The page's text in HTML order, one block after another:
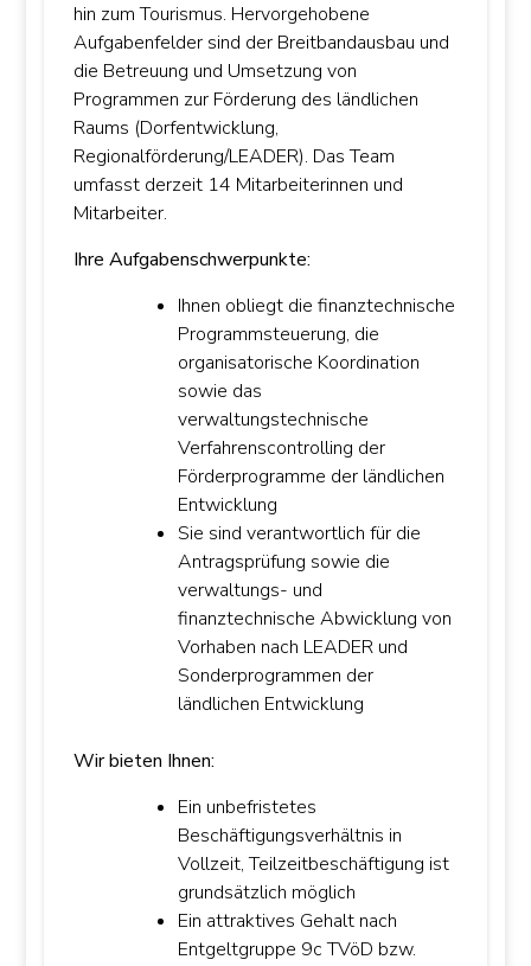
hin zum Tourismus. Hervorgehobene
Aufgabenfelder sind der Breitbandausbau und
die Betreuung und Umsetzung von
Programmen zur Förderung des ländlichen
Raums (Dorfentwicklung,
Regionalförderung/LEADER). Das Team
umfasst derzeit 14 Mitarbeiterinnen und
Mitarbeiter.
Ihre Aufgabenschwerpunkte:
Ihnen obliegt die finanztechnische
Programmsteuerung, die
organisatorische Koordination
sowie das
verwaltungstechnische
Verfahrenscontrolling der
Förderprogramme der ländlichen
Entwicklung
Sie sind verantwortlich für die
Antragsprüfung sowie die
verwaltungs- und
finanztechnische Abwicklung von
Vorhaben nach LEADER und
Sonderprogrammen der
ländlichen Entwicklung
Wir bieten Ihnen:
Ein unbefristetes
Beschäftigungsverhältnis in
Vollzeit, Teilzeitbeschäftigung ist
grundsätzlich möglich
Ein attraktives Gehalt nach
Entgeltgruppe 9c TVöD bzw.